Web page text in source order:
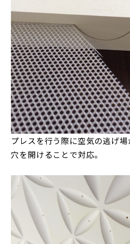
プレスを行う際に空気の逃げ
穴を開けることで対応。